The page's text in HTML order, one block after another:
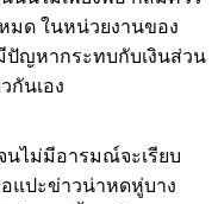
มด ในหน่วยงานของ
ปัญหากระทบกับเงินส่วน
กันเอง
ไม่มีอารมณ์จะเรียบ
แปะข่าวน่าหดหู่บาง